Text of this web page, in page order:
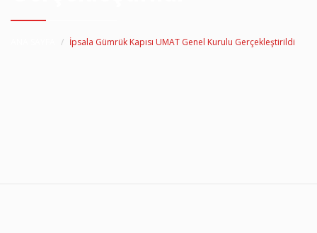
İpsala Gümrük Kapısı UMAT Genel Kurulu Gerçekleştirildi